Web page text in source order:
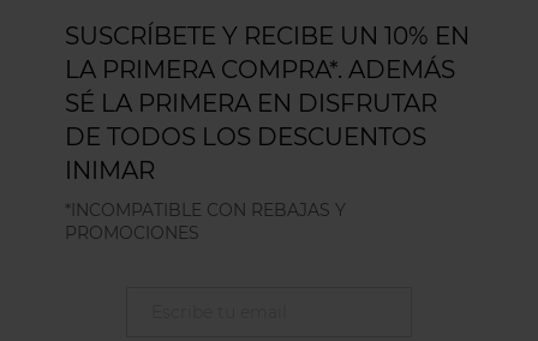
SUSCRÍBETE Y RECIBE UN 10% EN
LA PRIMERA COMPRA*. ADEMÁS
SÉ LA PRIMERA EN DISFRUTAR
DE TODOS LOS DESCUENTOS
INIMAR
*INCOMPATIBLE CON REBAJAS Y
PROMOCIONES